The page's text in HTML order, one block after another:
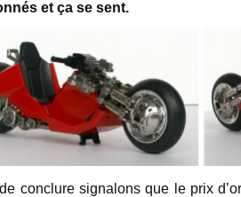
et ça se sent.
conclure signalons que le prix